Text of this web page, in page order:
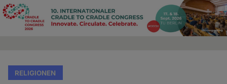
Advertising
RELIGIONEN